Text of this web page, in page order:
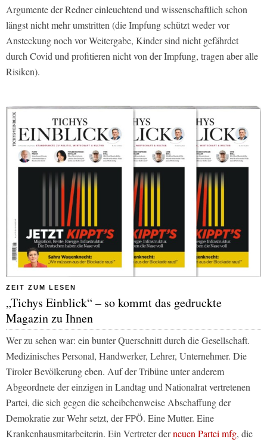
Argumente der Redner einleuchtend und wissenschaftlich schon
längst nicht mehr umstritten (die Impfung schützt weder vor
Ansteckung noch vor Weitergabe, Kinder sind nicht gefährdet
durch Covid und profitieren nicht von der Impfung, tragen aber alle
Risiken).
ZEIT ZUM LESEN
„Tichys Einblick“ – so kommt das gedruckte
Magazin zu Ihnen
Wer zu sehen war: ein bunter Querschnitt durch die Gesellschaft.
Medizinisches Personal, Handwerker, Lehrer, Unternehmer. Die
Tiroler Bevölkerung eben. Auf der Tribüne unter anderem
Abgeordnete der einzigen in Landtag und Nationalrat vertretenen
Partei, die sich gegen die scheibchenweise Abschaffung der
Demokratie zur Wehr setzt, der FPÖ. Eine Mutter. Eine
Krankenhausmitarbeiterin. Ein Vertreter derneuen Partei mfg, die